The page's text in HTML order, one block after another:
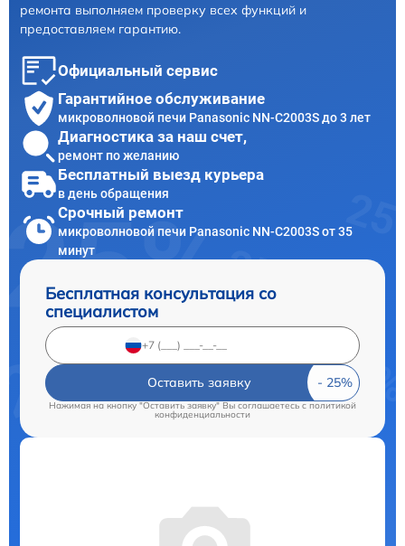
ремонта выполняем проверку всех функций и
предоставляем гарантию.
Официальный сервис
Гарантийное обслуживание
микроволновой печи Panasonic NN-C2003S до 3 лет
Диагностика за наш счет,
ремонт по желанию
Бесплатный выезд курьера
в день обращения
Срочный ремонт
микроволновой печи Panasonic NN-C2003S от 35
минут
Бесплатная консультация со
специалистом
Оставить заявку
Нажимая на кнопку "Оставить заявку" Вы соглашаетесь cполитикой
конфиденциальности